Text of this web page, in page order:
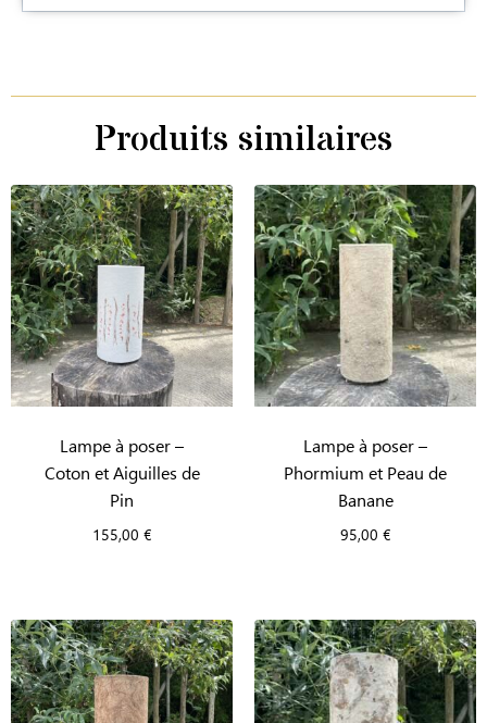
Produits similaires
Lampe à poser –
Coton et Aiguilles de
Pin
155,00 €
Lampe à poser –
Phormium et Peau de
Banane
95,00 €